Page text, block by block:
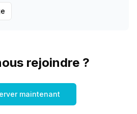
rejoindre ?
maintenant